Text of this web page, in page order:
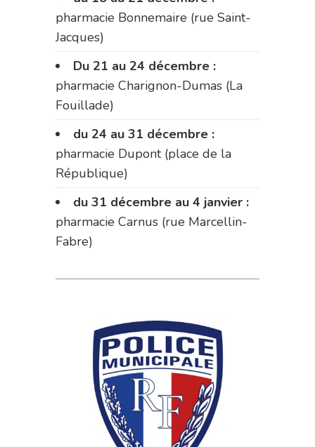
pharmacie Bonnemaire (rue Saint-
Jacques)
Du 21 au 24 décembre :
pharmacie Charignon-Dumas (La
Fouillade)
du 24 au 31 décembre :
pharmacie Dupont (place de la
République)
du 31 décembre au 4 janvier :
pharmacie Carnus (rue Marcellin-
Fabre)